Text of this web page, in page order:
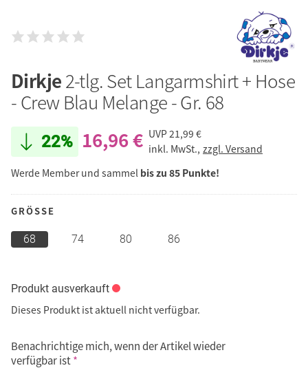
Dirkje2-tlg. Set Langarmshirt + Hose
- Crew Blau Melange - Gr. 68
22% 16,96 € UVP21,99 €
inkl. MwSt., zzgl. Versand
Werde Member und sammel bis zu 85 Punkte!
GRÖSSE
68 74 80 86
Produkt ausverkauft
Dieses Produkt ist aktuell nicht verfügbar.
Benachrichtige mich, wenn der Artikel wieder
verfügbar ist